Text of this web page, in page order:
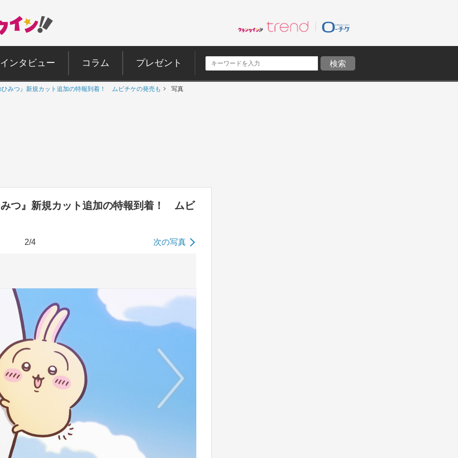
インタビュー コラム プレゼント
みつ』新規カット追加の特報到着！ ムビチケの発売も 写真
つ』新規カット追加の特報到着！ ムビ
2/4 次の写真